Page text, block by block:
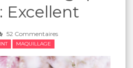
Excellent
52 Commentaires
MAQUILLAGE